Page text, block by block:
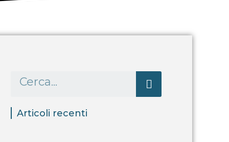
Articoli recenti